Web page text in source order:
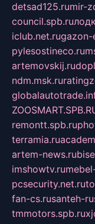
detsad125.rumir-
council.spb.ru
iclub.net.rugazon-
pylesostineco.ru
artemovskij.ru
ndm.msk.ru
remontt.spb.ru
terramia.ru
artem-news.ru
imshowtv.ru
pcsecurity.net.ru
fan-cs.rusanteh-
tmmotors.spb.ru